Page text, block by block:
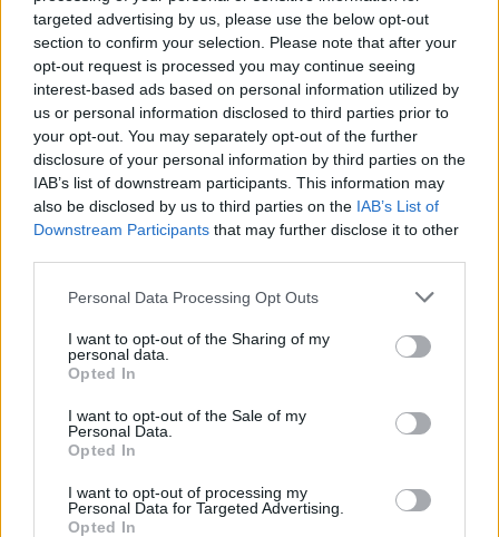
targeted advertising by us, please use the below opt-out
section to confirm your selection. Please note that after your
opt-out request is processed you may continue seeing
interest-based ads based on personal information utilized by
us or personal information disclosed to third parties prior to
your opt-out. You may separately opt-out of the further
disclosure of your personal information by third parties on the
IAB’s list of downstream participants. This information may
also be disclosed by us to third parties on the IAB’s List of
Downstream Participants that may further disclose it to other
Please note that this website/app uses one or more Google
not limited to your visit or usage behaviour. You may click to
grant or deny consent to Google and its third-party tags to
use your data for below specified purposes in below Google
consent section.
Personal Data Processing Opt Outs
I want to opt-out of the Sharing of my
personal data.
Opted In
I want to opt-out of the Sale of my
Personal Data.
Opted In
I want to opt-out of processing my
Personal Data for Targeted Advertising.
Opted In
témakörben képet festeni, ha a művész
azonosulni tud a témával és a sajátjának érzi
azt.
Wittek Zsolt még arról beszélt: az 52 alkotó
arra szerződött a VAM Design Centerrel,
hogy egy éven át dolgozik az ő
megrendelésükre, cserébe segítik őket
bejutni a műtárgypiacra.
művésszel, és fog a jövőben is, mert munkáik
propagálására naptárat is kiadnak, s abban
minden héten bemutatnak egy művészt
alkotásával együtt - tette hozzá a művészeti
vezető.
A Hit - erotika - politika című tárlat február
20-ig lesz nyitva a VI. kerület Király utca 26.
alatt.